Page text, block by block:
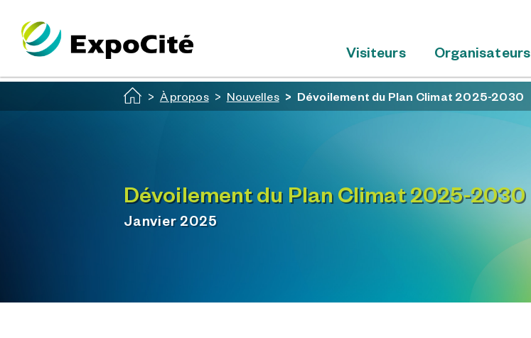
Visiteurs Organisateurs
À propos Nouvelles Dévoilement du Plan Climat 2025-2030
Dévoilement du Plan Climat 2025-2030
Janvier 2025